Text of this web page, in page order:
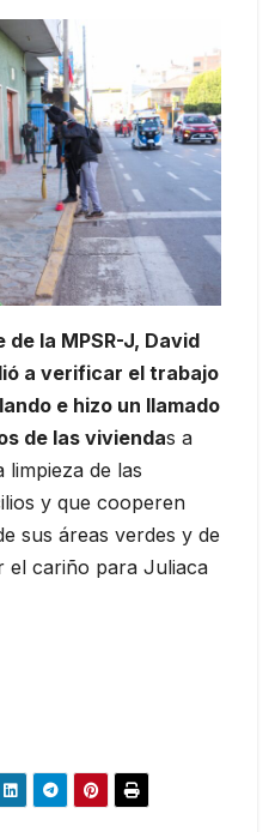
la MPSR-J, David
a verificar el trabajo
e hizo un llamado
de las viviendas a
de las
y que cooperen
sus áreas verdes y de
el cariño para Juliaca